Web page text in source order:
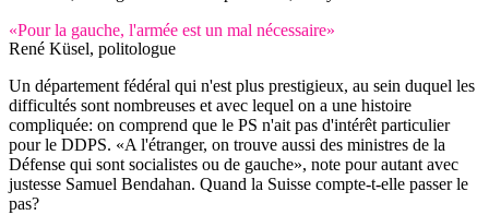
«Pour la gauche, l'armée est un mal nécessaire»
René Küsel, politologue
Un département fédéral qui n'est plus prestigieux, au sein duquel les
difficultés sont nombreuses et avec lequel on a une histoire
compliquée: on comprend que le PS n'ait pas d'intérêt particulier
pour le DDPS. «A l'étranger, on trouve aussi des ministres de la
Défense qui sont socialistes ou de gauche», note pour autant avec
justesse Samuel Bendahan. Quand la Suisse compte-t-elle passer le
pas?